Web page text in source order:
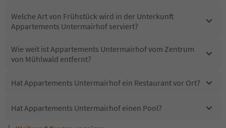
Welche Art von Frühstück wird in der Unterkunft
Appartements Untermairhof serviert?
Wie weit ist Appartements Untermairhof vom Zentrum
von Mühlwald entfernt?
Hat Appartements Untermairhof ein Restaurant vor Ort?
Hat Appartements Untermairhof einen Pool?